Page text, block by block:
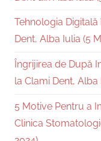
Tehnologia
Dent, Alba Iulia (5
Îngrijirea de După
la Clami Dent, Alba
5 Motive Pentru a
Clinica